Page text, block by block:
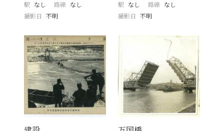
駅 なし 路線 なし
撮影日
不明
駅 なし 路線 なし
撮影日 不明